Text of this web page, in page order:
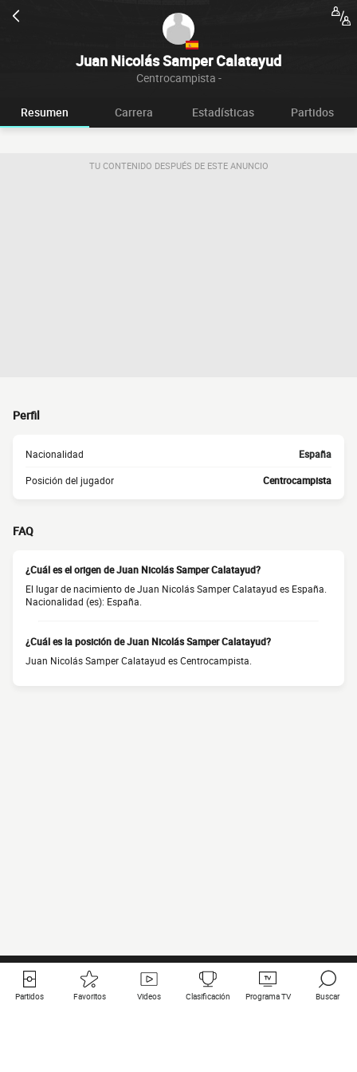
Juan Nicolás Samper Calatayud
Centrocampista -
Resumen Carrera Estadísticas Partidos
TU CONTENIDO DESPUÉS DE ESTE ANUNCIO
Perfil
Nacionalidad España
Posición del jugador Centrocampista
FAQ
¿Cuál es el origen de Juan Nicolás Samper Calatayud?
El lugar de nacimiento de Juan Nicolás Samper Calatayud es España.
Nacionalidad (es): España.
¿Cuál es la posición de Juan Nicolás Samper Calatayud?
Juan Nicolás Samper Calatayud es Centrocampista.
Partidos Favoritos Videos Clasificación Programa TV Buscar